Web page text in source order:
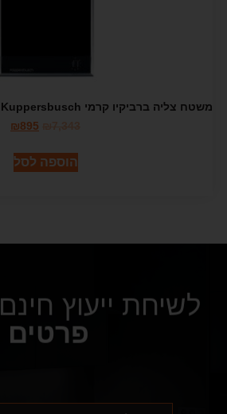
משטח צליה ברביקיו קרמי Kuppersbusch דגם EGS 304 – מתצוגה
₪895
הוספה לסל
לשיחת ייעוץ חינם
פרטים